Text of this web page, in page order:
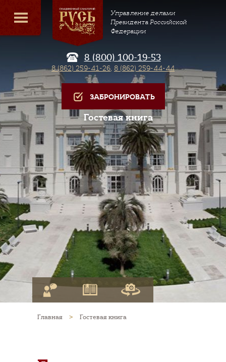
Управление делами
Президента Российской
Федерации
8 (800) 100-19-53
8 (862) 259-41-26, 8 (862) 259-44-44
ЗАБРОНИРОВАТЬ
Гостевая книга
Главная > Гостевая книга